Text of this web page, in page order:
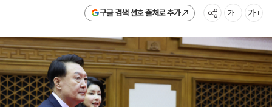
구글 검색 선호 출처로 추가